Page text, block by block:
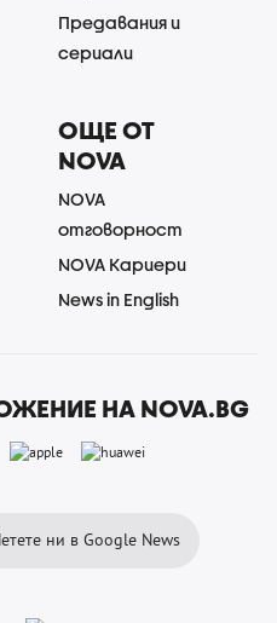
Предавания и
сериали
ОЩЕ ОТ
NOVA
NOVA
отговорност
NOVA Кариери
News in English
НА NOVA.BG
ни в Google News